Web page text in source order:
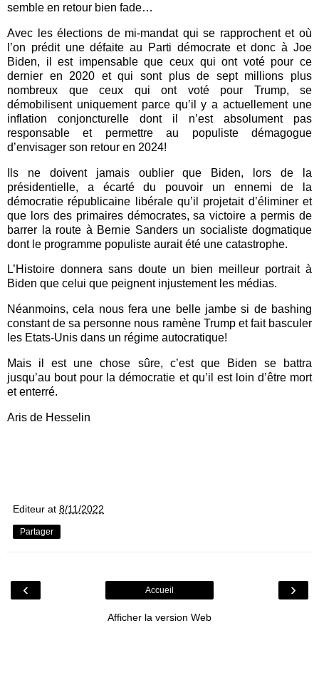
semble en retour bien fade…
Avec les élections de mi-mandat qui se rapprochent et où
l’on prédit une défaite au Parti démocrate et donc à Joe
Biden, il est impensable que ceux qui ont voté pour ce
dernier en 2020 et qui sont plus de sept millions plus
nombreux que ceux qui ont voté pour Trump, se
démobilisent uniquement parce qu’il y a actuellement une
inflation conjoncturelle dont il n’est absolument pas
responsable et permettre au populiste démagogue
d’envisager son retour en 2024!
Ils ne doivent jamais oublier que Biden, lors de la
présidentielle, a écarté du pouvoir un ennemi de la
démocratie républicaine libérale qu’il projetait d’éliminer et
que lors des primaires démocrates, sa victoire a permis de
barrer la route à Bernie Sanders un socialiste dogmatique
dont le programme populiste aurait été une catastrophe.
L’Histoire donnera sans doute un bien meilleur portrait à
Biden que celui que peignent injustement les médias.
Néanmoins, cela nous fera une belle jambe si de bashing
constant de sa personne nous ramène Trump et fait basculer
les Etats-Unis dans un régime autocratique!
Mais il est une chose sûre, c’est que Biden se battra
jusqu’au bout pour la démocratie et qu’il est loin d’être mort
et enterré.
Aris de Hesselin
Editeur at 8/11/2022
Partager
‹ ›
Accueil
Afficher la version Web